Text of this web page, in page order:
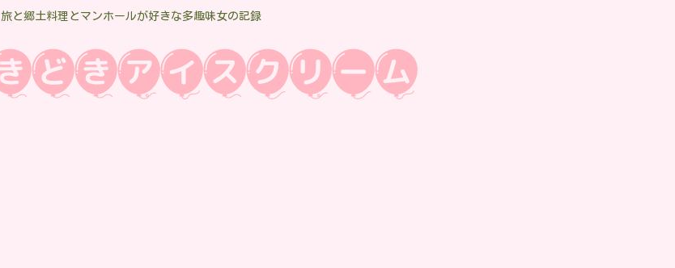
旅と郷土料理とマンホールが好きな多趣味女の記録